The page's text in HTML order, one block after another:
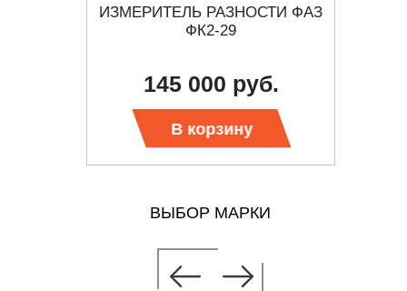
ИЗМЕРИТЕЛЬ РАЗНОСТИ ФАЗ
ФК2-29
145 000 руб.
В корзину
ВЫБОР МАРКИ